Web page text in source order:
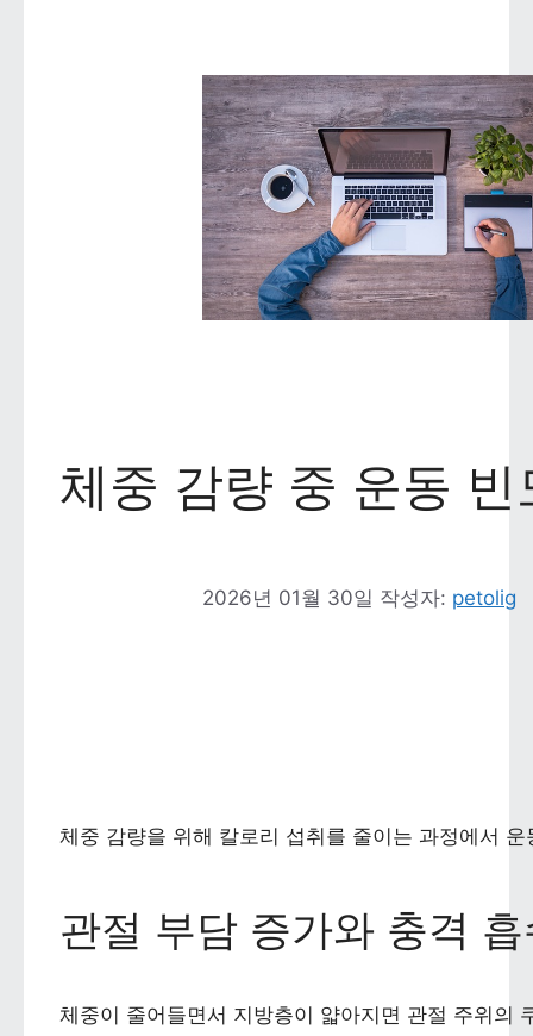
체중 감량 중 운동 빈
2026년 01월 30일 작성자: petolig
체중 감량을 위해 칼로리 섭취를 줄이는 과정에서
관절 부담 증가와 충격
체중이 줄어들면서 지방층이 얇아지면 관절 주위의